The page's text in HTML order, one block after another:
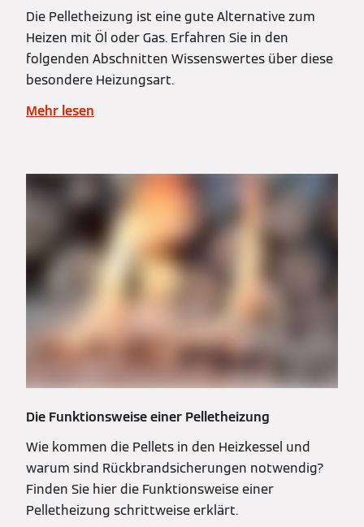
Die Pelletheizung ist eine gute Alternative zum
Heizen mit Öl oder Gas. Erfahren Sie in den
folgenden Abschnitten Wissenswertes über diese
besondere Heizungsart.
Mehr lesen
Die Funktionsweise einer Pelletheizung
Wie kommen die Pellets in den Heizkessel und
warum sind Rückbrandsicherungen notwendig?
Finden Sie hier die Funktionsweise einer
Pelletheizung schrittweise erklärt.